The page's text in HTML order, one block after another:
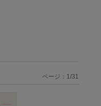
ページ：1/31